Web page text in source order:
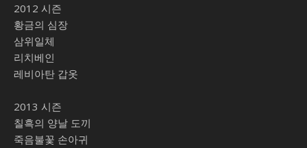
2012 시즌
황금의 심장
삼위일체
리치베인
레비아탄 갑옷
2013 시즌
칠흑의 양날 도끼
죽음불꽃 손아귀